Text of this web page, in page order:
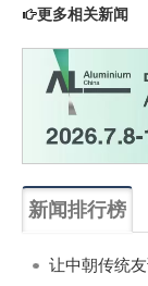
更多相关新闻
新闻排行榜